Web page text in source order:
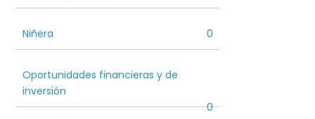
Niñera 0
Oportunidades financieras y de
inversión
0